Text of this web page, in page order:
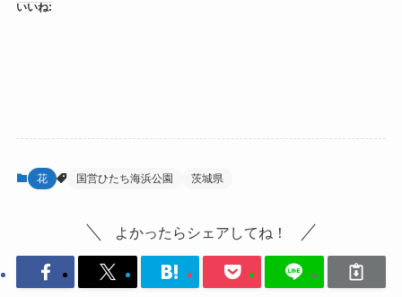
いいね:
花 国営ひたち海浜公園 茨城県
よかったらシェアしてね！